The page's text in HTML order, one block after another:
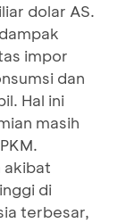
dolar AS.
impor
dan
Hal ini
masih
akibat
di
terbesar,